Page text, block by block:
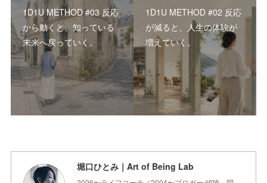
1D1U METHOD #03 反応
から動くと、知っている
未来へ戻っていく。
1D1U METHOD #02 反応
が減ると、人生の体験が
増えていく。
堀口ひとみ｜Art of Being Lab